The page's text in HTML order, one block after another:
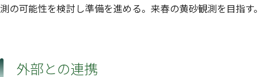
測の可能性を検討し準備を進める。来春の黄砂観測を目指す。
外部との連携